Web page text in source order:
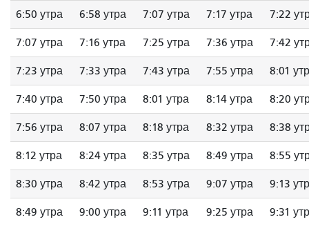
6:50 утра 6:58 утра 7:07 утра 7:17 утра 7:22
7:07 утра 7:16 утра 7:25 утра 7:36 утра 7:42
7:23 утра 7:33 утра 7:43 утра 7:55 утра 8:01
7:40 утра 7:50 утра 8:01 утра 8:14 утра 8:20
7:56 утра 8:07 утра 8:18 утра 8:32 утра 8:38
8:12 утра 8:24 утра 8:35 утра 8:49 утра 8:55
8:30 утра 8:42 утра 8:53 утра 9:07 утра 9:13
8:49 утра 9:00 утра 9:11 утра 9:25 утра 9:31